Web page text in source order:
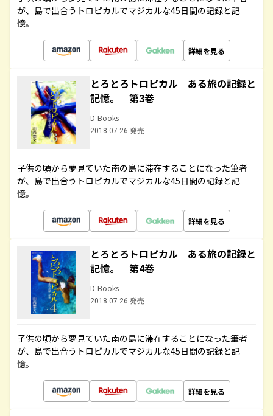
が、島で出合うトロピカルでマジカルな45日間の記録と記
憶。
詳細を見る
とろとろトロピカル ある旅の記録と
記憶。 第3巻
D-Books
2018.07.26 発売
子供の頃から夢見ていた南の島に滞在することになった筆者
が、島で出合うトロピカルでマジカルな45日間の記録と記
憶。
詳細を見る
とろとろトロピカル ある旅の記録と
記憶。 第4巻
D-Books
2018.07.26 発売
子供の頃から夢見ていた南の島に滞在することになった筆者
が、島で出合うトロピカルでマジカルな45日間の記録と記
憶。
詳細を見る